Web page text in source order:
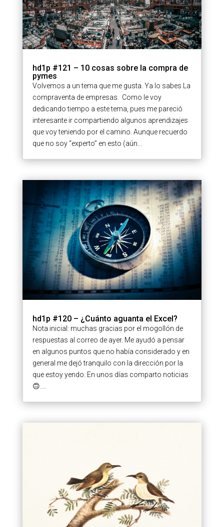
hd1p #121 – 10 cosas sobre la compra de
pymes
Volvemos a un tema que me gusta. Ya lo sabes La
compraventa de empresas. Como le voy
dedicando tiempo a este tema, pues me pareció
interesante ir compartiendo algunos aprendizajes
que voy teniendo por el camino. Aunque recuerdo
que no soy “experto” en esto (aún...
hd1p #120 – ¿Cuánto aguanta el Excel?
Nota inicial: muchas gracias por el mogollón de
respuestas al correo de ayer. Me ayudó a pensar
en algunos puntos que no había considerado y en
general me dejó tranquilo con la dirección por la
que estoy yendo. En unos días comparto noticias
🙃....